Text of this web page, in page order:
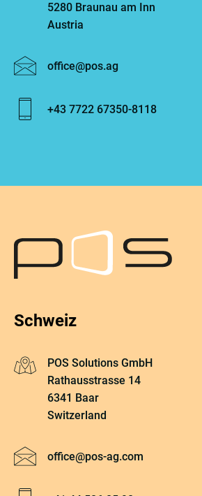
5280 Braunau am Inn
Austria
Email:
office@pos.ag
Telefonnummer:
+43 7722 67350-8118
Schweiz
POS Solutions GmbH
Rathausstrasse 14
6341 Baar
Switzerland
Email:
office@pos-ag.com